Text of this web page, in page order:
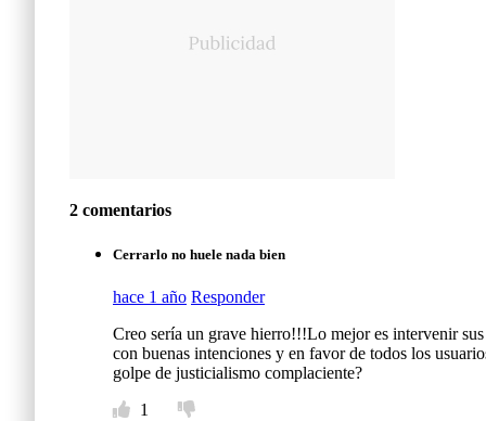
2 comentarios
Cerrarlo no huele nada bien
hace 1 año Responder
Creo sería un grave hierro!!!Lo mejor es intervenir
con buenas intenciones y en favor de todos los
golpe de justicialismo complaciente?
1